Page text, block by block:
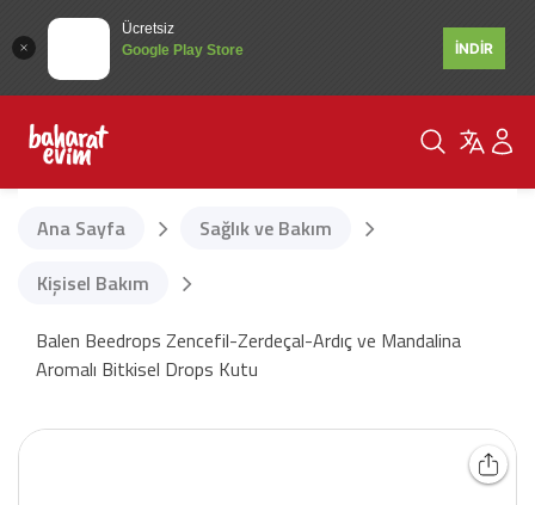
Ücretsiz
Google Play Store
İNDİR
Ana Sayfa
Sağlık ve Bakım
Kişisel Bakım
Balen Beedrops Zencefil-Zerdeçal-Ardıç ve Mandalina
Aromalı Bitkisel Drops Kutu